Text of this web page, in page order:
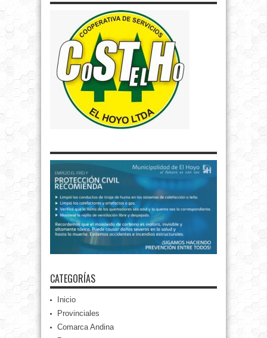
CATEGORÍAS
Inicio
Provinciales
Comarca Andina